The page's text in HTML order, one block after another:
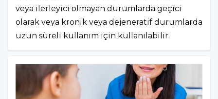
veya ilerleyici olmayan durumlarda geçici
olarak veya kronik veya dejeneratif durumlarda
uzun süreli kullanım için kullanılabilir.